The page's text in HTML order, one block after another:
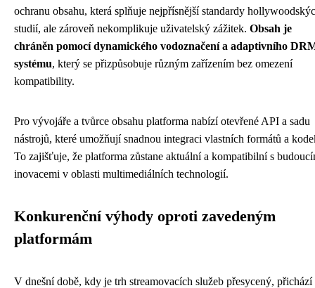
ochranu obsahu, která splňuje nejpřísnější standardy
studií, ale zároveň nekomplikuje uživatelský zážitek. Obsah je
chráněn pomocí dynamického vodoznačení a adaptivního
systému, který se přizpůsobuje různým zařízením bez omezení
kompatibility.
Pro vývojáře a tvůrce obsahu platforma nabízí otevřené API a sadu
nástrojů, které umožňují snadnou integraci vlastních formátů a
To zajišťuje, že platforma zůstane aktuální a kompatibilní s
inovacemi v oblasti multimediálních technologií.
Konkurenční výhody oproti zavedeným
platformám
V dnešní době, kdy je trh streamovacích služeb přesycený, přichází